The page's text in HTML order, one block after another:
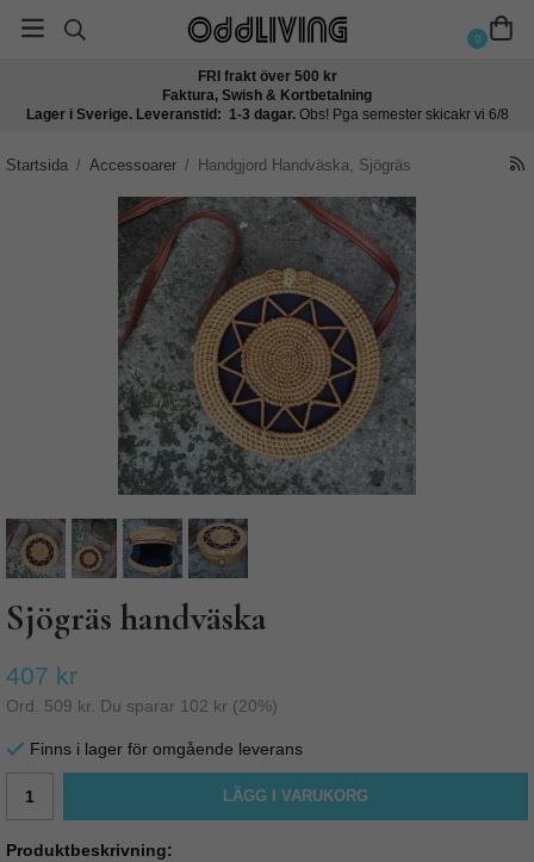
0
FRI frakt över 500 kr
Faktura, Swish & Kortbetalning
Lager i Sverige. Leveranstid: 1-3 dagar. Obs! Pga semester skicakr vi 6/8
Startsida / Accessoarer / Handgjord Handväska, Sjögräs
Sjögräs handväska
407 kr
Ord. 509 kr . Du sparar 102 kr (20%)
Finns i lager för omgående leverans
LÄGG I VARUKORG
Produktbeskrivning: